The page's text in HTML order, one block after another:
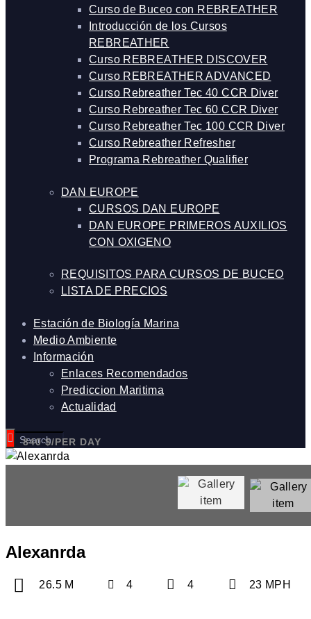
Curso de Buceo con REBREATHER
Introducción de los Cursos
REBREATHER
Curso REBREATHER DISCOVER
Curso REBREATHER ADVANCED
Curso Rebreather Tec 40 CCR Diver
Curso Rebreather Tec 60 CCR Diver
Curso Rebreather Tec 100 CCR Diver
Curso Rebreather Refresher
Programa Rebreather Qualifier
DAN EUROPE
CURSOS DAN EUROPE
DAN EUROPE PRIMEROS AUXILIOS
CON OXIGENO
REQUISITOS PARA CURSOS DE BUCEO
LISTA DE PRECIOS
Estación de Biología Marina
Medio Ambiente
Información
Enlaces Recomendados
Prediccion Maritima
Actualidad
840 $/PER DAY
Alexanrda
26.5 M 4 4 23 MPH